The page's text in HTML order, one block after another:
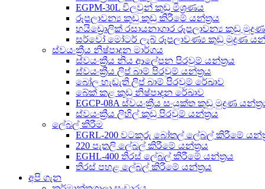
EGPM-30L විලවුන් කුඩු මිශ්‍රණය
රූපලාවන්‍ය කුඩු කුඩු කිරීමේ යන්ත්‍රය
හයිඩ්‍රොලික් රසායනාගාර රූපලාවන්‍ය කුඩු
සර්වෝ මෝටර් ලැබ් රූපලාවණ්‍ය කුඩු මුද්‍රණ
ස්වයංක්‍රීය නිෂ්පාදන මාර්ගය
ස්වයංක්‍රීය නිය ආලේපන පිරවුම් යන්ත්‍රය
ස්වයංක්‍රීය ලිප් බාම් පිරවුම් යන්ත්‍රය
බෝල හැඩැති ලිප් බාම් පිරවුම් රේඛාව
බේක් කළ කුඩු නිෂ්පාදන රේඛාව
EGCP-08A ස්වයංක්‍රීය සංයුක්ත කුඩු මුද්‍රණ
ස්වයංක්‍රීය ලිහිල් කුඩු පිරවුම් යන්ත්‍රය
ලේබල් කිරීම
EGRL-200 වටකුරු බෝතල් ලේබල් කිරීමේ
220 පැතලි ලේබල් කිරීමේ යන්ත්‍රය
EGHL-400 තිරස් ලේබල් කිරීමේ යන්ත්‍රය
තිරස් පහළ ලේබල් කිරීමේ යන්ත්‍රය
අපි ගැන